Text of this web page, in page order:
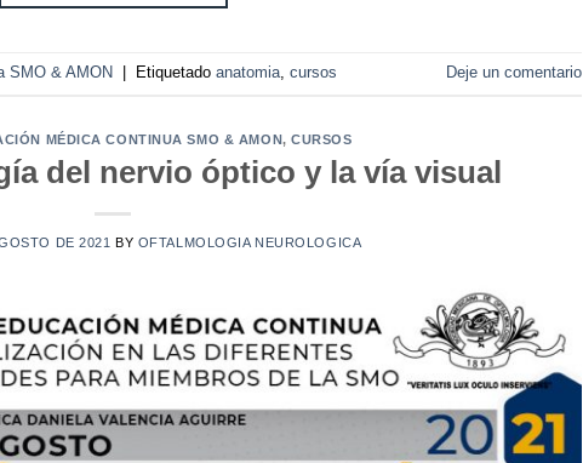
SMO & AMON Etiquetado anatomia cursos Deje un comentario
MÉDICA CONTINUA SMO & AMON,CURSOS
del nervio óptico y la vía visual
DE 2021 BY OFTALMOLOGIA NEUROLOGICA